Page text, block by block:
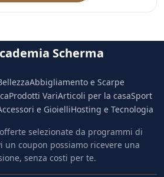
Scherma
Abbigliamento e Scarpe
Prodotti VariArticoli per la casaSport
e GioielliHosting e Tecnologia
selezionate da programmi di
un coupon possiamo ricevere una
senza costi per te.